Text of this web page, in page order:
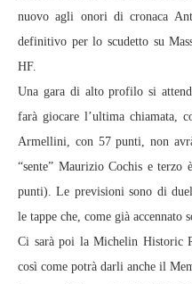
nuovo agli onori di cronaca
definitivo per lo scudetto su
HF.
Una gara di alto profilo si
farà giocare l’ultima chiamata,
Armellini, con 57 punti, non
“sente” Maurizio Cochis e terzo
punti). Le previsioni sono di
le tappe che, come già accennato
Ci sarà poi la Michelin Historic
così come potrà darli anche il